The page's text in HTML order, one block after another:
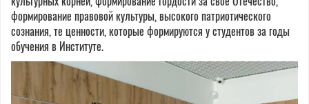
формирование правовой культуры, высокого патриотического
сознания, те ценности, которые формируются у студентов за годы
обучения в Институте.